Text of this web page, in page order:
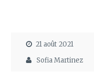
21 août 2021
Sofia Martinez